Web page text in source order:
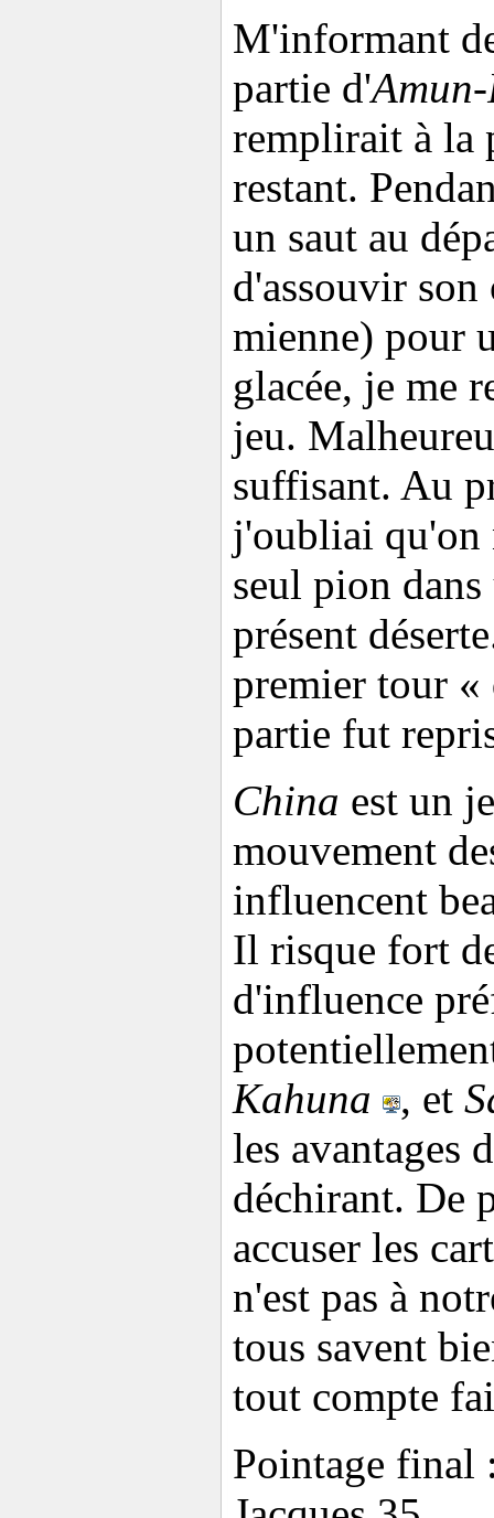
M'informant
partie d'Amun-
remplirait à la
restant.
un saut au
d'assouvir son
mienne) pour
glacée, je me
jeu.
suffisant. Au
j'oubliai qu'on
seul pion
présent
premier tour «
partie fut
China est un
mouvement
influencent
Il risque fort
d'influence
Kahuna
, et
les avantages
déchirant. De
accuser les
n'est pas à
tous savent
tout compte
Pointage